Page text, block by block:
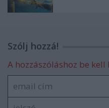
Szólj hozzá!
A hozzászóláshoz be kell